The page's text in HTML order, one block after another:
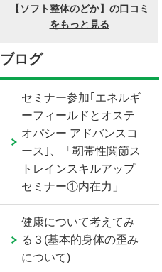
ブログ
セミナー参加｢エネルギ
ーフィールドとオステ
オパシー アドバンスコ
ース｣、「靭帯性関節ス
トレインスキルアップ
セミナー①内在力」
健康について考えてみ
る３(基本的身体の歪み
について)